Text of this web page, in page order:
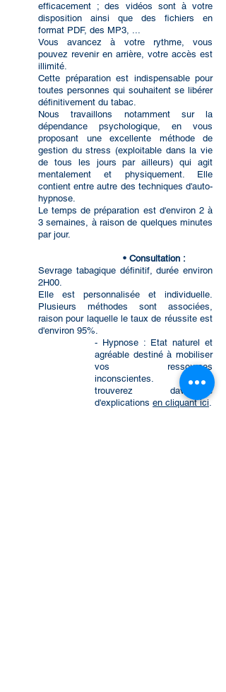
efficacement ; des vidéos sont à votre
disposition ainsi que des fichiers en
format PDF, des MP3, ...
Vous avancez à votre rythme, vous
pouvez revenir en arrière, votre accès est
illimité.
Cette préparation est indispensable pour
toutes personnes qui souhaitent se libérer
définitivement du tabac.
Nous travaillons notamment sur la
dépendance psychologique, en vous
proposant une excellente méthode de
gestion du stress (exploitable dans la vie
de tous les jours par ailleurs) qui agit
mentalement et physiquement. Elle
contient entre autre des techniques d'auto-
hypnose.
Le temps de préparation est d'environ 2 à
3 semaines, à raison de quelques minutes
par jour.
• Consultation :
Sevrage tabagique définitif, durée environ
2H00.
Elle est personnalisée et individuelle.
Plusieurs méthodes sont associées,
raison pour laquelle le taux de réussite est
d'environ 95%.
- Hypnose : Etat naturel et
agréable destiné à mobiliser
vos ressources
inconscientes. Vous
trouverez davantage
d'explications en cliquant ici.